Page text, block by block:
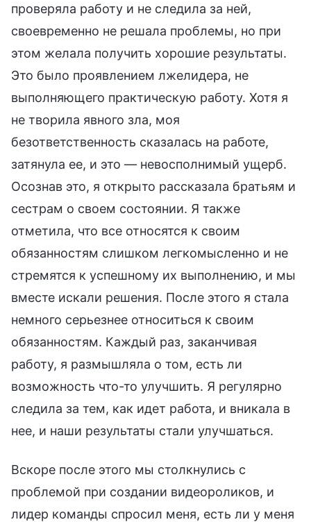
проверяла работу и не следила за ней,
своевременно не решала проблемы, но при
этом желала получить хорошие результаты.
Это было проявлением лжелидера, не
выполняющего практическую работу. Хотя я
не творила явного зла, моя
безответственность сказалась на работе,
затянула ее, и это — невосполнимый ущерб.
Осознав это, я открыто рассказала братьям и
сестрам о своем состоянии. Я также
отметила, что все относятся к своим
обязанностям слишком легкомысленно и не
стремятся к успешному их выполнению, и мы
вместе искали решения. После этого я стала
немного серьезнее относиться к своим
обязанностям. Каждый раз, заканчивая
работу, я размышляла о том, есть ли
возможность что-то улучшить. Я регулярно
следила за тем, как идет работа, и вникала в
нее, и наши результаты стали улучшаться.
Вскоре после этого мы столкнулись с
проблемой при создании видеороликов, и
лидер команды спросил меня, есть ли у меня